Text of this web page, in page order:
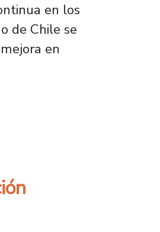
en los
de Chile se
en
de doctorado y magíster